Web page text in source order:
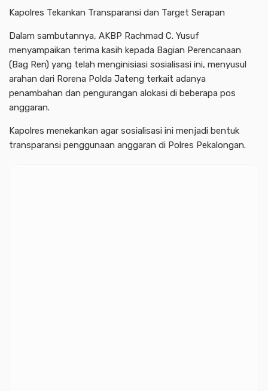
Kapolres Tekankan Transparansi dan Target Serapan
Dalam sambutannya, AKBP Rachmad C. Yusuf
menyampaikan terima kasih kepada Bagian Perencanaan
(Bag Ren) yang telah menginisiasi sosialisasi ini, menyusul
arahan dari Rorena Polda Jateng terkait adanya
penambahan dan pengurangan alokasi di beberapa pos
anggaran.
Kapolres menekankan agar sosialisasi ini menjadi bentuk
transparansi penggunaan anggaran di Polres Pekalongan.